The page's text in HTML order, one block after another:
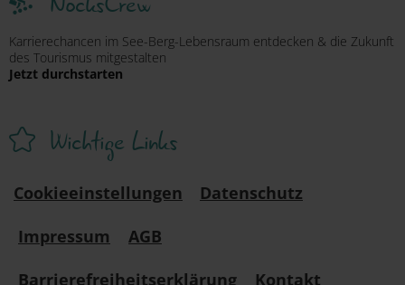
Karrierechancen im See-Berg-Lebensraum entdecken & die Zukunft
des Tourismus mitgestalten
Jetzt durchstarten
Wichtige Links
Cookieeinstellungen
Datenschutz
Impressum
AGB
Barrierefreiheitserklärung
Kontakt